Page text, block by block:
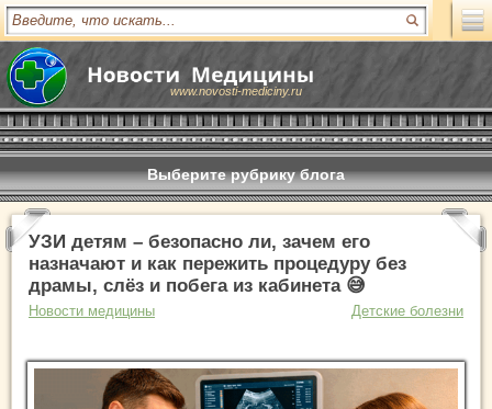
www.novosti-mediciny.ru
Выберите рубрику блога
УЗИ детям – безопасно ли, зачем его
назначают и как пережить процедуру без
драмы, слёз и побега из кабинета 😅
Новости медицины Детские болезни